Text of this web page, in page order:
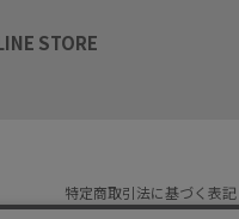
STORE
特定商取引法に基づく表記